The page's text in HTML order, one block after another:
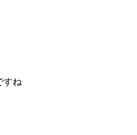
すね